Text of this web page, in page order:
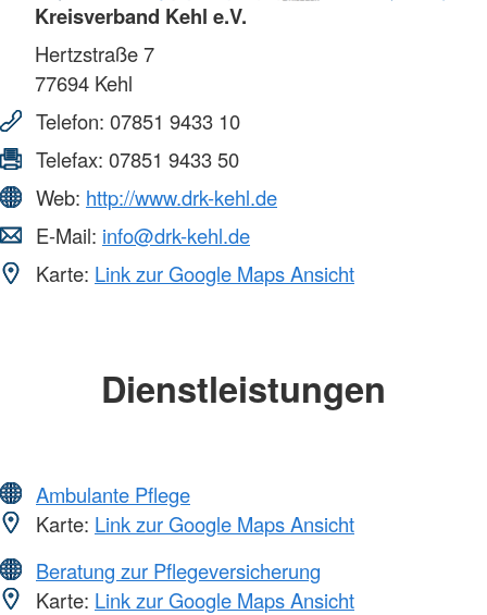
Kreisverband Kehl e.V.
Hertzstraße 7
77694 Kehl
Telefon: 07851 9433 10
Telefax: 07851 9433 50
Web: http://www.drk-kehl.de
E-Mail: info@drk-kehl.de
Karte: Link zur Google Maps Ansicht
Dienstleistungen
Ambulante Pflege
Karte: Link zur Google Maps Ansicht
Beratung zur Pflegeversicherung
Karte: Link zur Google Maps Ansicht